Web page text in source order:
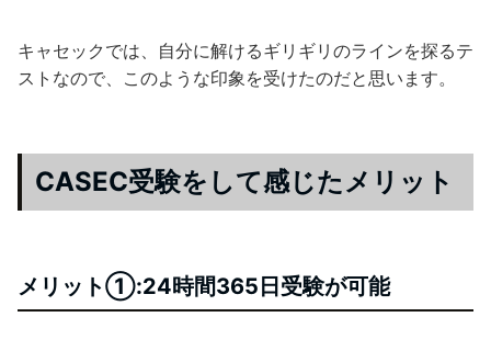
キャセックでは、自分に解けるギリギリのラインを探るテ
ストなので、このような印象を受けたのだと思います。
CASEC受験をして感じたメリット
メリット①:24時間365日受験が可能